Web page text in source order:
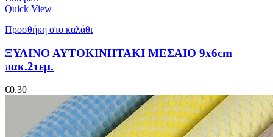
Quick View
Προσθήκη στο καλάθι
ΞΥΛΙΝΟ ΑΥΤΟΚΙΝΗΤΑΚΙ ΜΕΣΑΙΟ 9x6cm
πακ.2τεμ.
€0.30